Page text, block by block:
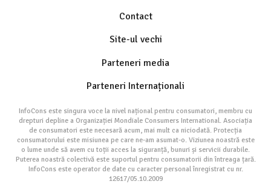
Contact
Site-ul vechi
Parteneri media
Parteneri Internaționali
InfoCons este singura voce la nivel național pentru consumatori, membru cu
drepturi depline a Organizației Mondiale Consumers International. Asociația
de consumatori este necesară acum, mai mult ca niciodată. Protecția
consumatorului este misiunea pe care ne-am asumat-o. Viziunea noastră este
o lume unde să avem cu toții acces la siguranță, bunuri și servicii durabile.
Puterea noastră colectivă este suportul pentru consumatorii din întreaga țară.
InfoCons este operator de date cu caracter personal înregistrat cu nr.
12617/05.10.2009